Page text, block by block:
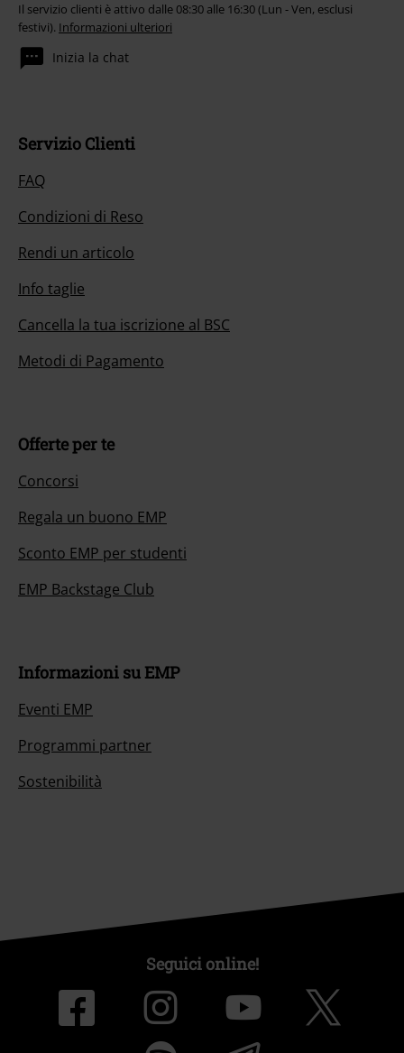
Il servizio clienti è attivo dalle 08:30 alle 16:30 (Lun - Ven, esclusi
festivi). Informazioni ulteriori
Inizia la chat
Servizio Clienti
FAQ
Condizioni di Reso
Rendi un articolo
Info taglie
Cancella la tua iscrizione al BSC
Metodi di Pagamento
Offerte per te
Concorsi
Regala un buono EMP
Sconto EMP per studenti
EMP Backstage Club
Informazioni su EMP
Eventi EMP
Programmi partner
Sostenibilità
Seguici online!